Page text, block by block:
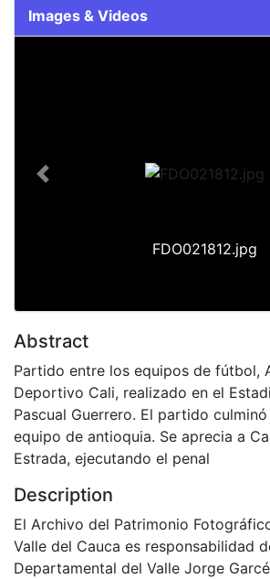
Images & Videos
FDO021812.jpg
Previous
Abstract
Partido entre los equipos de fútbol,
Deportivo Cali, realizado en el
Pascual Guerrero. El partido
equipo de antioquia. Se aprecia a
Estrada, ejecutando el penal
Description
El Archivo del Patrimonio
Valle del Cauca es responsabilidad
Departamental del Valle Jorge